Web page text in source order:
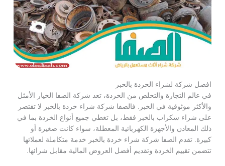
افضل شركة لشراء الخردة بالخبر
في عالم التجارة والتخلص من الخردة، تعد شركة الصفا الخيار الأمثل
والأكثر موثوقية في الخبر. فالصفا شركة شراء خردة بالخبر لا تقتصر
على شراء سكراب بالخبر فقط، بل تغطي جميع أنواع الخردة بما في
ذلك المعادن والأجهزة الكهربائية المعطلة، سواء كانت صغيرة أو
كبيرة. تقدم الصفا شركة شراء خردة بالخبر خدمة متكاملة لعملائها
تتضمن تقييم الخردة وتقديم أفضل العروض المالية مقابل شرائها.